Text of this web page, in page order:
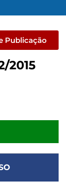
Publicação
2015